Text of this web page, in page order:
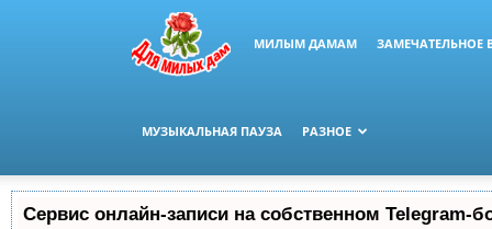
МИЛЫМ ДАМАМ ЗАМЕЧАТЕЛЬНОЕ
МУЗЫКАЛЬНАЯ ПАУЗА РАЗНОЕ
Сервис онлайн-записи на собственном Telegram-